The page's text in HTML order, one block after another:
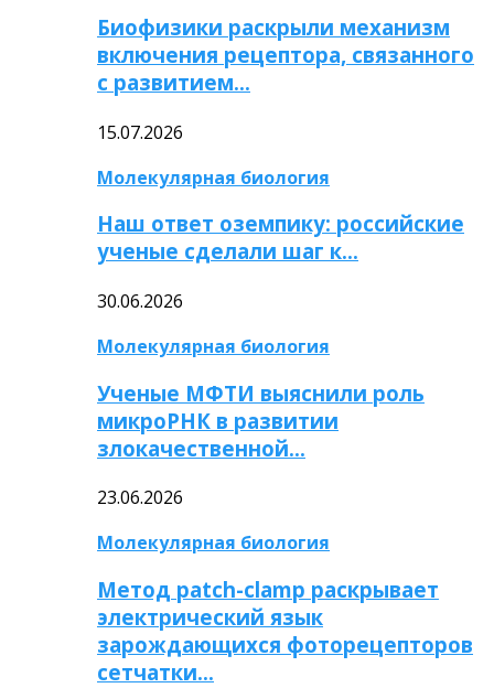
Биофизики раскрыли механизм
включения рецептора, связанного
с развитием…
15.07.2026
Молекулярная биология
Наш ответ оземпику: российские
ученые сделали шаг к…
30.06.2026
Молекулярная биология
Ученые МФТИ выяснили роль
микроРНК в развитии
злокачественной…
23.06.2026
Молекулярная биология
Метод patch-clamp раскрывает
электрический язык
зарождающихся фоторецепторов
сетчатки…